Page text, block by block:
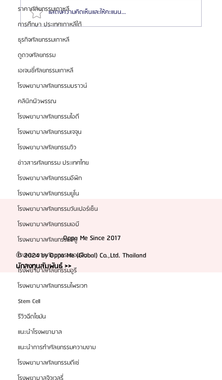
ราคาศัลยกรรมเกาหลี
การศึกษา ประเทศเกาหลีใต้
ธุรกิจศัลยกรรมเกาหลี
ดูดวงศัลยกรรม
เอเจนซี่ศัลยกรรมเกาหลี
โรงพยาบาลศัลยกรรมบราวน์
คลินิกผิวพรรณ
โรงพยาบาลศัลยกรรมไอดี
โรงพยาบาลศัลยกรรมเจจุน
โรงพยาบาลศัลยกรรมวิว
ข่าวสารศัลยกรรม ประเทศไทย
โรงพยาบาลศัลยกรรมอีพิก
โรงพยาบาลศัลยกรรมยูโน
โรงพยาบาลศัลยกรรมวันเปอร์เซ็น
โรงพยาบาลศัลยกรรมเอบี
โรงพยาบาลศัลยกรรมอียู
โรงพยาบาลศัลยกรรมวอนจิน
โรงพยาบาลศัลยกรรมอูรี
โรงพยาบาลศัลยกรรมไพรเวท
Stem Cell
รีวิวฉีดไขมัน
แนะนำโรงพยาบาล
แนะนำการทำศัลยกรรมความงาม
โรงพยาบาลศัลยกรรมดีเซ่
แสดงความคิดเห็นและให้คะแนน...
Oppa Me Since 2017
© 2024 by Oppa Me (Global) Co.,Ltd. Thailand
นักลงทุนสัมพันธ์ >>